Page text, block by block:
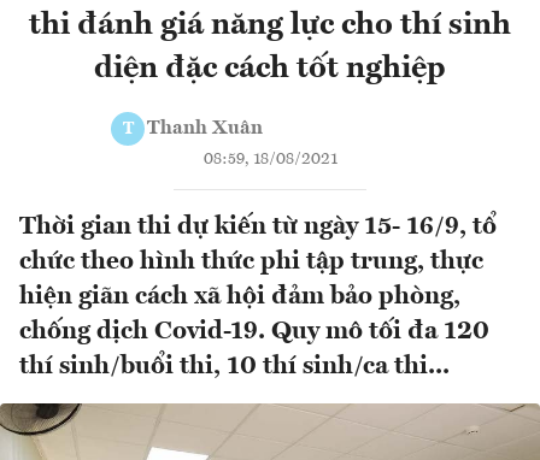
thi đánh giá năng lực cho thí sinh
diện đặc cách tốt nghiệp
T Thanh Xuân
08:59, 18/08/2021
Thời gian thi dự kiến từ ngày 15- 16/9, tổ
chức theo hình thức phi tập trung, thực
hiện giãn cách xã hội đảm bảo phòng,
chống dịch Covid-19. Quy mô tối đa 120
thí sinh/buổi thi, 10 thí sinh/ca thi...